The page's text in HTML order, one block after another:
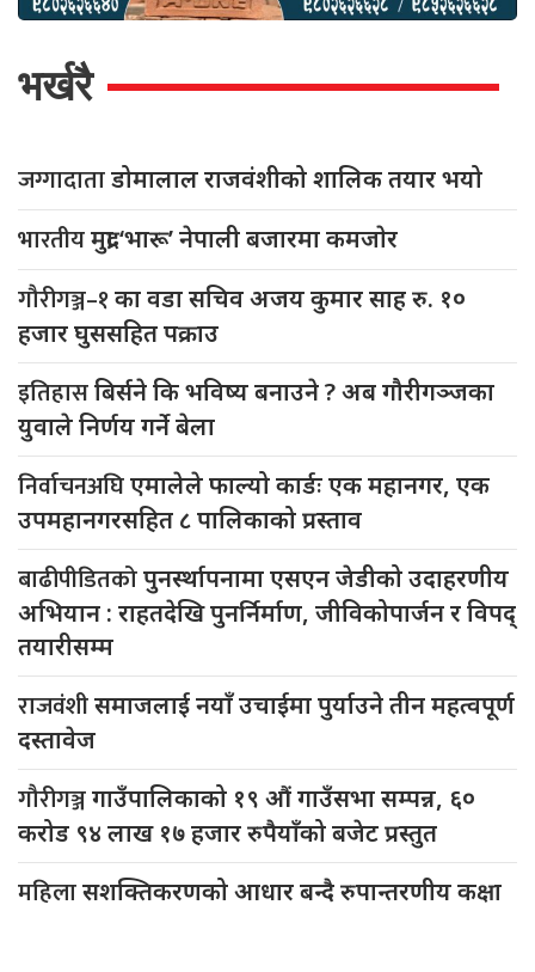
भर्खरै
जग्गादाताडोमालाल राजवंशीको शालिक तयार भयो
भारतीयमुद्रा ‘भारू’ नेपाली बजारमा कमजाेर
गौरीगञ्ज–१का वडा सचिव अजय कुमार साह रु. १०
हजार घुससहित पक्राउ
इतिहासबिर्सने कि भविष्य बनाउने ? अब गौरीगञ्जका
युवाले निर्णय गर्ने बेला
निर्वाचनअघिएमालेले फाल्यो कार्डः एक महानगर, एक
उपमहानगरसहित ८ पालिकाको प्रस्ताव
बाढीपीडितकोपुनर्स्थापनामा एसएन जेडीको उदाहरणीय
अभियान : राहतदेखि पुनर्निर्माण, जीविकोपार्जन र विपद्
तयारीसम्म
राजवंशीसमाजलाई नयाँ उचाईमा पुर्याउने तीन महत्वपूर्ण
दस्तावेज
गौरीगञ्जगाउँपालिकाको १९ औं गाउँसभा सम्पन्न, ६०
करोड ९४ लाख १७ हजार रुपैयाँको बजेट प्रस्तुत
महिलासशक्तिकरणको आधार बन्दै रुपान्तरणीय कक्षा